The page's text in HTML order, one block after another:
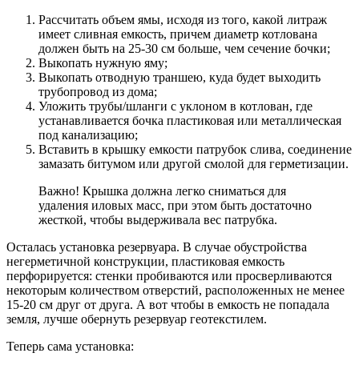
Рассчитать объем ямы, исходя из того, какой литраж
имеет сливная емкость, причем диаметр котлована
должен быть на 25-30 см больше, чем сечение бочки;
Выкопать нужную яму;
Выкопать отводную траншею, куда будет выходить
трубопровод из дома;
Уложить трубы/шланги с уклоном в котлован, где
устанавливается бочка пластиковая или металлическая
под канализацию;
Вставить в крышку емкости патрубок слива, соединение
замазать битумом или другой смолой для герметизации.
Важно! Крышка должна легко сниматься для
удаления иловых масс, при этом быть достаточно
жесткой, чтобы выдерживала вес патрубка.
Осталась установка резервуара. В случае обустройства
негерметичной конструкции, пластиковая емкость
перфорируется: стенки пробиваются или просверливаются
некоторым количеством отверстий, расположенных не менее
15-20 см друг от друга. А вот чтобы в емкость не попадала
земля, лучше обернуть резервуар геотекстилем.
Теперь сама установка: